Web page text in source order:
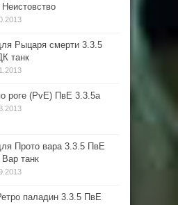
Рыцаря смерти 3.3.5
танк
роге (PvE) ПвЕ 3.3.5а
Прото вара 3.3.5 ПвЕ
танк
паладин 3.3.5 ПвЕ